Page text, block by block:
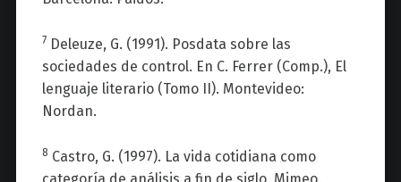
7 Deleuze, G. (1991). Posdata sobre las
sociedades de control. En C. Ferrer (Comp.), El
lenguaje literario (Tomo II). Montevideo:
Nordan.
8 Castro, G. (1997). La vida cotidiana como